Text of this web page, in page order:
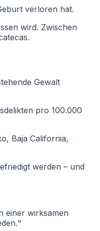
verloren hat.
wird. Zwischen
Gewalt
pro 100.000
Baja California,
werden – und
einer wirksamen